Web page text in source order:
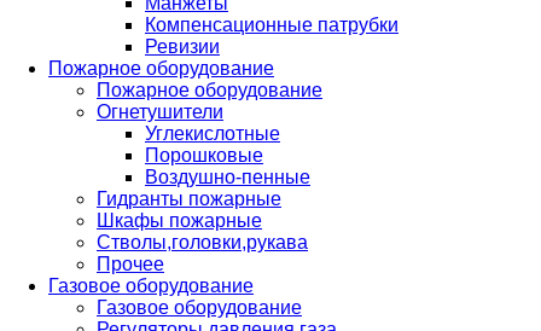
Компенсационные патрубки
Ревизии
Пожарное оборудование
Пожарное оборудование
Огнетушители
Углекислотные
Порошковые
Воздушно-пенные
Гидранты пожарные
Шкафы пожарные
Стволы,головки,рукава
Прочее
Газовое оборудование
Газовое оборудование